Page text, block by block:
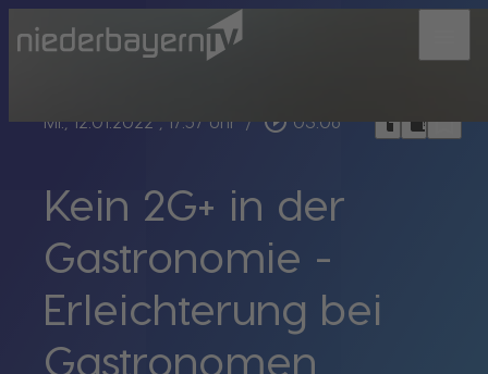
Mi., 12.01.2022 , 17:57 Uhr / play_circle_outline 03:06 headphoneschrome_reader_modebookmark_border
Kein 2G+ in der
Gastronomie -
Erleichterung bei
Gastronomen